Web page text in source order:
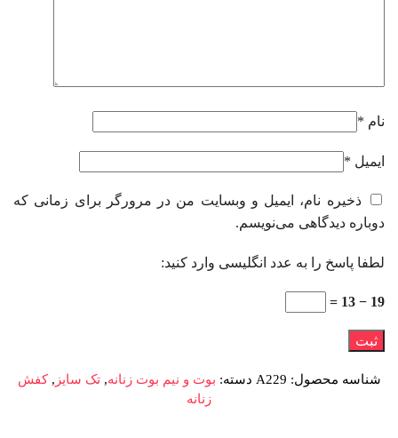
نام *
ایمیل *
ذخیره نام، ایمیل و وبسایت من در مرورگر برای زمانی که
دوباره دیدگاهی می‌نویسم.
لطفا پاسخ را به عدد انگلیسی وارد کنید:
19 − 13 =
شناسه محصول: A229 دسته: بوت و نیم بوت زنانه,تک سایز ,کفش
زنانه